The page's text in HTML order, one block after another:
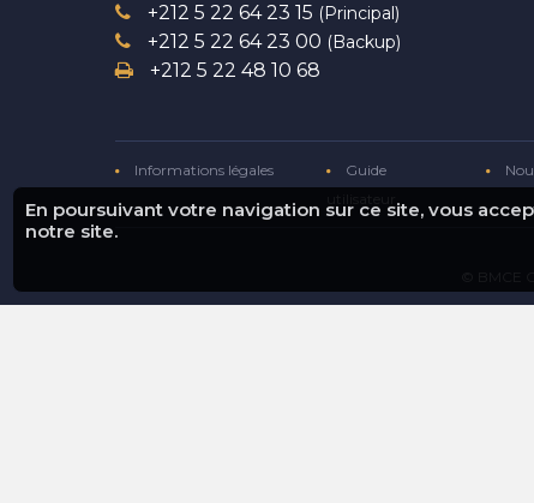
En poursuivant votre navigation sur ce site, vous
notre site.
+212 5 22 64 23 15 (Principal)
+212 5 22 64 23 00 (Backup)
+212 5 22 48 10 68
Informations légales
Guide